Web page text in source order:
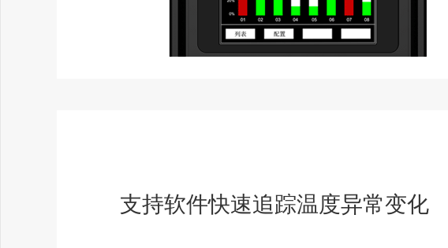
支持软件快速追踪温度异常变化